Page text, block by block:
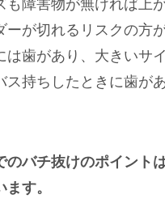
も障害物が無ければ上
ーが切れるリスクの方
は歯があり、大きいサ
ス持ちしたときに歯が
のバチ抜けのポイント
す。